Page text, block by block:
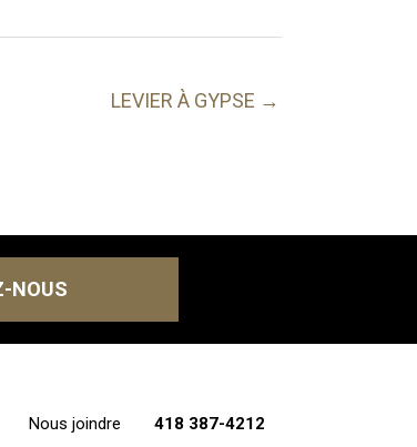
LEVIER À GYPSE →
NOUS
Nous joindre 418 387-4212